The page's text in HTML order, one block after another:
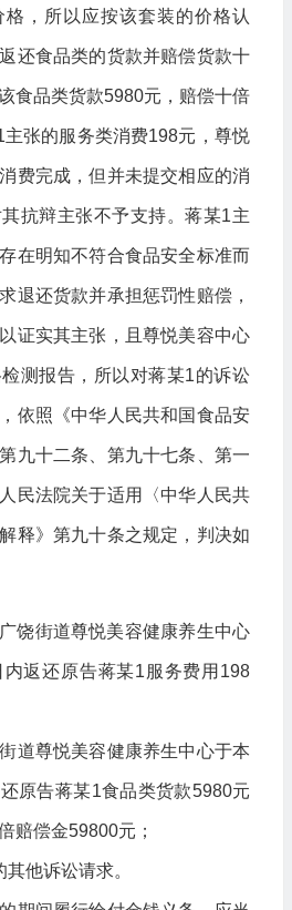
，所以应按该套装的价格认
还食品类的货款并赔偿货款十
食品类货款5980元，赔偿十倍
张的服务类消费198元，尊悦
费完成，但并未提交相应的消
抗辩主张不予支持。蒋某1主
在明知不符合食品安全标准而
退还货款并承担惩罚性赔偿，
证实其主张，且尊悦美容中心
测报告，所以对蒋某1的诉讼
依照《中华人民共和国食品安
九十二条、第九十七条、第一
民法院关于适用〈中华人民共
释》第九十条之规定，判决如
饶街道尊悦美容健康养生中心
返还原告蒋某1服务费用198
道尊悦美容健康养生中心于本
原告蒋某1食品类货款5980元
赔偿金59800元；
他诉讼请求。